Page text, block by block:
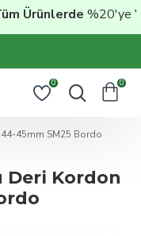
Ürünlerde%20'ye
0 0
45mm SM25 Bordo
Kordon